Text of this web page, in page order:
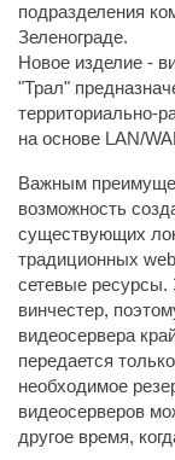
подразделения
Зеленограде.
Новое изделие -
"Трал"
территориально-
на основе LAN/
Важным
возможность
существующих
традиционных
сетевые ресурсы.
винчестер,
видеосервера
передается
необходимое
видеосерверов
другое время,